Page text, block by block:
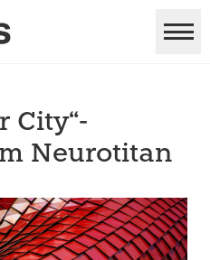
City“-
Neurotitan